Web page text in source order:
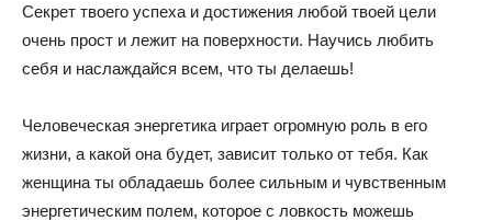
Секрет твоего успеха и достижения любой твоей цели
очень прост и лежит на поверхности. Научись любить
себя и наслаждайся всем, что ты делаешь!
Человеческая энергетика играет огромную роль в его
жизни, а какой она будет, зависит только от тебя. Как
женщина ты обладаешь более сильным и чувственным
энергетическим полем, которое с ловкость можешь